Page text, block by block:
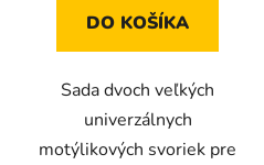
DO KOŠÍKA
Sada dvoch veľkých
univerzálnych
motýlikových svoriek pre